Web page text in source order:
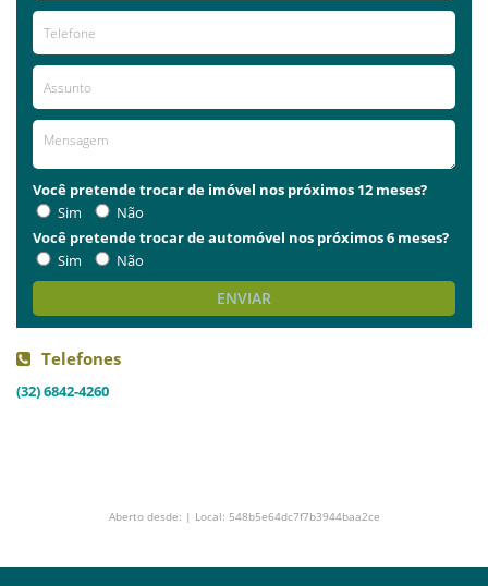
Você pretende trocar de imóvel nos próximos 12 meses?
Sim
Não
Você pretende trocar de automóvel nos próximos 6 meses?
Sim
Não
ENVIAR
Telefones
(32) 6842-4260
Aberto desde: | Local: 548b5e64dc7f7b3944baa2ce